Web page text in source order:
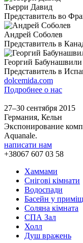
Тьерри Давид
Представитель во
Андрей Соболев
Представитель в
Георгий Бабунашвили
Представитель в
dolcemida.com
Подробнее о нас
27–30 сентября 2015
Германия, Кельн
Экспонирование
Aquanale.
написати нам
+38067 607 03 58
Хаммами
Снігові кімнати
Водоспади
Басейн у
Соляна кімната
СПА Зал
Холл
Душ вражень